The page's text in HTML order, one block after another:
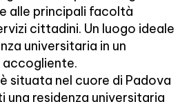
alle principali facoltà
cittadini. Un luogo ideale
universitaria in un
situata nel cuore di Padova
una residenza universitaria